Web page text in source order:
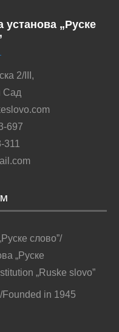
установа „Руске
2/III,
Сад
697
слово”/
„Руске
„Ruske slovo”
in 1945